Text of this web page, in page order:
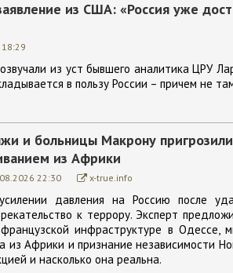
из США: «Россия уже
из уст бывшего аналитика ЦРУ
в пользу России – причем не
и больницы Макрону
из Африки
22:30 x-true.info
давления на Россию после
к террору. Эксперт
инфраструктуре в Одессе,
из Африки и признание независимости
и насколько она реальна.